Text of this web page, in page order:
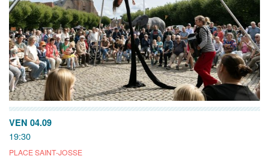
VEN 04.09
19:30
PLACE SAINT-JOSSE